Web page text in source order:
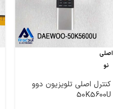
اصلی
نو
کنترل اصلی تلویزیون دوو
50K5600U